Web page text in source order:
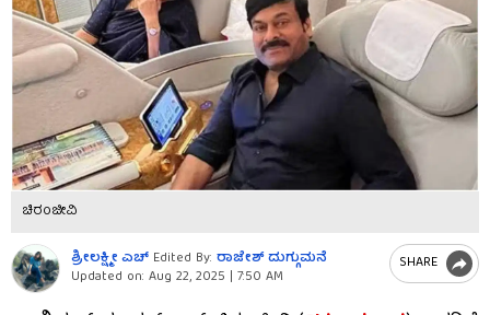
ಚಿರಂಜೀವಿ
ಶ್ರೀಲಕ್ಷ್ಮೀ ಎಚ್ Edited By: ರಾಜೇಶ್ ದುಗ್ಗುಮನೆ
Updated on: Aug 22, 2025 | 7:50 AM
SHARE